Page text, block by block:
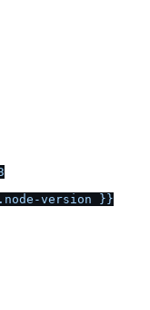
version
}}